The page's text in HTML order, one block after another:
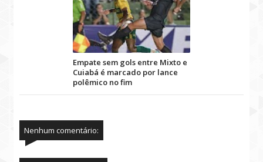
Empate sem gols entre Mixto e
Cuiabá é marcado por lance
polêmico no fim
Nenhum comentário: